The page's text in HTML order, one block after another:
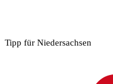
Tipp für Niedersachsen